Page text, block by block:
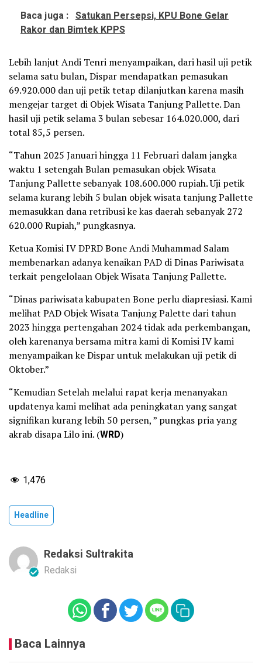
Baca juga : Satukan Persepsi, KPU Bone Gelar
Rakor dan Bimtek KPPS
Lebih lanjut Andi Tenri menyampaikan, dari hasil uji petik
selama satu bulan, Dispar mendapatkan pemasukan
69.920.000 dan uji petik tetap dilanjutkan karena masih
mengejar target di Objek Wisata Tanjung Pallette. Dan
hasil uji petik selama 3 bulan sebesar 164.020.000, dari
total 85,5 persen.
“Tahun 2025 Januari hingga 11 Februari dalam jangka
waktu 1 setengah Bulan pemasukan objek Wisata
Tanjung Pallette sebanyak 108.600.000 rupiah. Uji petik
selama kurang lebih 5 bulan objek wisata tanjung Pallette
memasukkan dana retribusi ke kas daerah sebanyak 272
620.000 Rupiah,” pungkasnya.
Ketua Komisi IV DPRD Bone Andi Muhammad Salam
membenarkan adanya kenaikan PAD di Dinas Pariwisata
terkait pengelolaan Objek Wisata Tanjung Pallette.
“Dinas pariwisata kabupaten Bone perlu diapresiasi. Kami
melihat PAD Objek Wisata Tanjung Palette dari tahun
2023 hingga pertengahan 2024 tidak ada perkembangan,
oleh karenanya bersama mitra kami di Komisi IV kami
menyampaikan ke Dispar untuk melakukan uji petik di
Oktober.”
“Kemudian Setelah melalui rapat kerja menanyakan
updatenya kami melihat ada peningkatan yang sangat
signifikan kurang lebih 50 persen, ” pungkas pria yang
akrab disapa Lilo ini. (WRD)
1,476
Headline
Redaksi Sultrakita
Redaksi
Baca Lainnya